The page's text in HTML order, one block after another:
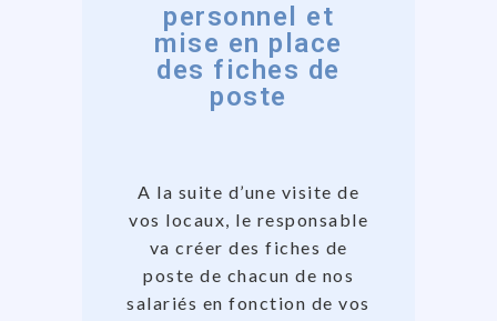
personnel et
mise en place
des fiches de
poste
A la suite d’une visite de
vos locaux, le responsable
va créer des fiches de
poste de chacun de nos
salariés en fonction de vos